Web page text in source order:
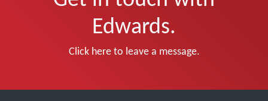
Edwards.
Click here to leave a message.